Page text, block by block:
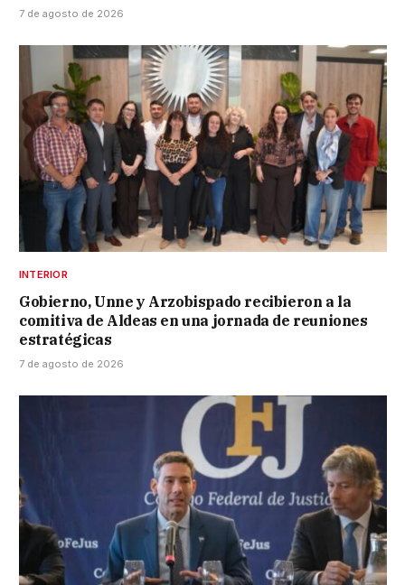
7 de agosto de 2026
INTERIOR
Gobierno, Unne y Arzobispado recibieron a la
comitiva de Aldeas en una jornada de reuniones
estratégicas
7 de agosto de 2026